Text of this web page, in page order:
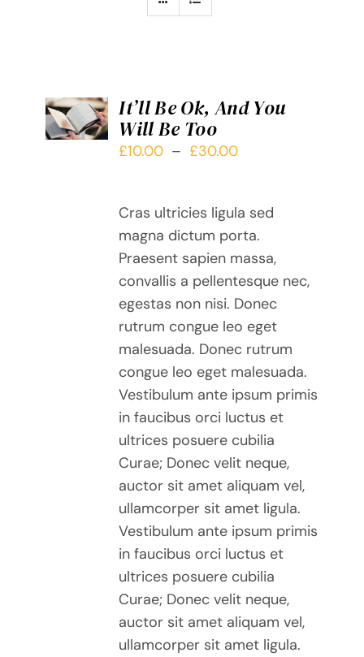
DES
OPTIONS
CE
PRODUIT
VARIATIONS.
OPTIONS
PEUVENT
CHOISIES
PRODUIT
It’ll Be Ok, And You
Will Be Too
£10.00 – £30.00Plage
£10.00
à
£30.00
Cras ultricies ligula sed
magna dictum porta.
Praesent sapien massa,
convallis a pellentesque nec,
egestas non nisi. Donec
rutrum congue leo eget
malesuada. Donec rutrum
congue leo eget malesuada.
Vestibulum ante ipsum primis
in faucibus orci luctus et
ultrices posuere cubilia
Curae; Donec velit neque,
auctor sit amet aliquam vel,
ullamcorper sit amet ligula.
Vestibulum ante ipsum primis
in faucibus orci luctus et
ultrices posuere cubilia
Curae; Donec velit neque,
auctor sit amet aliquam vel,
ullamcorper sit amet ligula.